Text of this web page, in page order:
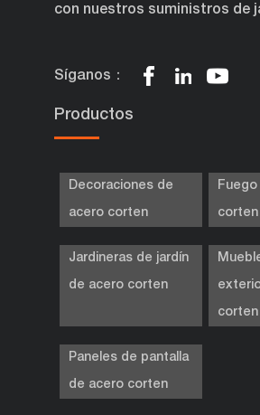
con nuestros suministros de
Síganos：
Productos
Decoraciones de
acero corten corten
Jardineras de jardín
de acero corten
corten
Paneles de pantalla
de acero corten